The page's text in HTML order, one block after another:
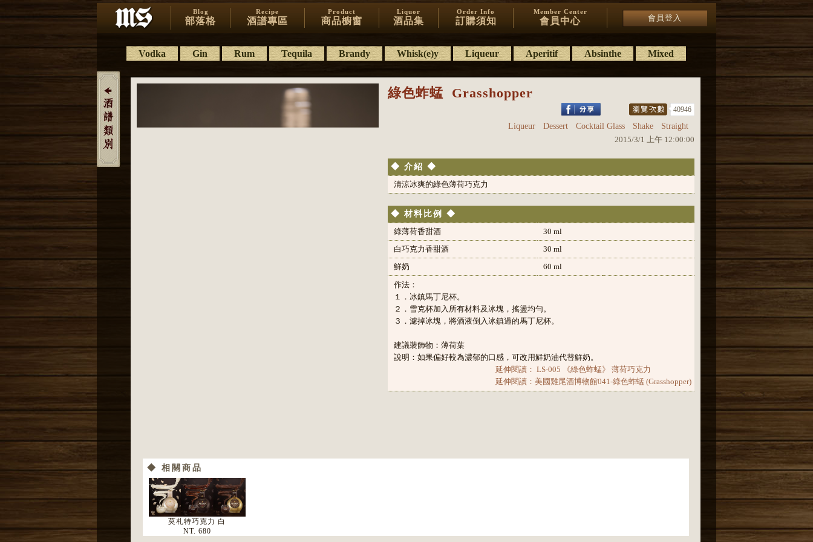
Blog
部落格
Recipe
酒譜專區
Product
商品櫥窗
Liquor
酒品集
Order Info
訂購須知
Member Center
會員中心 會員登入
Vodka Gin Rum Tequila Brandy Whisk(e)y Liqueur Aperitif Absinthe Mixed
綠色蚱蜢 Grasshopper
40946
Liqueur Dessert Cocktail Glass Shake
Straight
2015/3/1 上午 12:00:00
◆ 介紹 ◆
清涼冰爽的綠色薄荷巧克力
◆ 材料比例 ◆
綠薄荷香甜酒
30 ml
白巧克力香甜酒
30 ml
鮮奶
60 ml
作法：
１．冰鎮馬丁尼杯。
２．雪克杯加入所有材料及冰塊，搖盪均勻。
３．濾掉冰塊，將酒液倒入冰鎮過的馬丁尼杯。
建議裝飾物：薄荷葉
說明：如果偏好較為濃郁的口感，可改用鮮奶油代替鮮奶。
延伸閱讀： LS-005 《綠色蚱蜢》 薄荷巧克力
延伸閱讀：美國雞尾酒博物館041-綠色蚱蜢 (Grasshopper)
◆ 相關商品
莫札特巧克力 白
NT. 680